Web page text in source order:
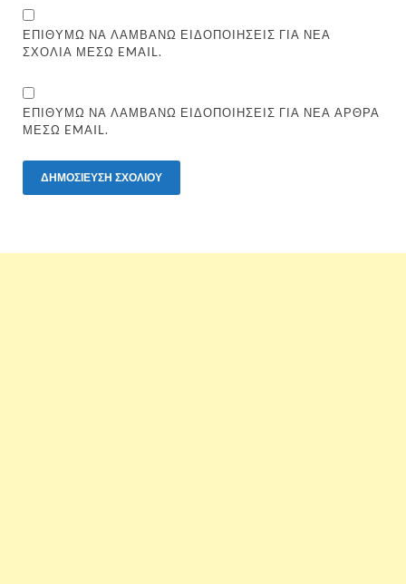
ΕΠΙΘΥΜΏ ΝΑ ΛΑΜΒΆΝΩ ΕΙΔΟΠΟΙΉΣΕΙΣ ΓΙΑ ΝΈΑ
ΣΧΌΛΙΑ ΜΈΣΩ EMAIL.
ΕΠΙΘΥΜΏ ΝΑ ΛΑΜΒΆΝΩ ΕΙΔΟΠΟΙΉΣΕΙΣ ΓΙΑ ΝΈΑ ΆΡΘΡΑ
ΜΈΣΩ EMAIL.